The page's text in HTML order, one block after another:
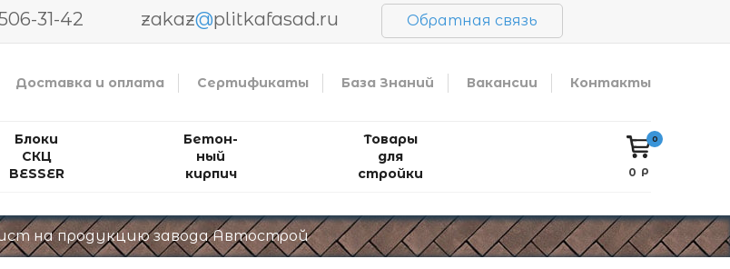
31-42 zakaz@plitkafasad.ru Обратная связь
BESSER, кирпича
Доставка и оплата Сертификаты База Знаний Вакансии Контакты
Блоки
СКЦ
BESSER
Бетон-
ный
кирпич
Товары
для
стройки
0
0 Р
на продукцию завода Автострой